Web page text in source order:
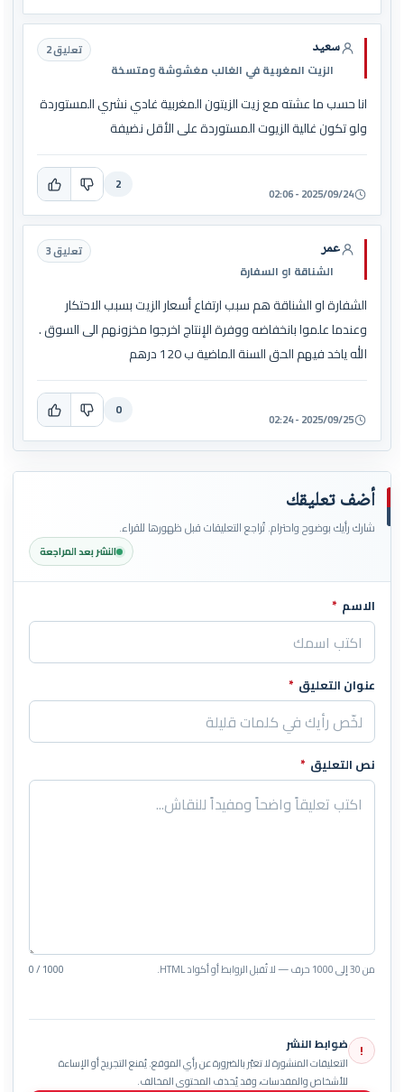
سعيد
الزيت المغربية في الغالب مغشوشة ومتسخة
تعليق 2
انا حسب ما عشته مع زيت الزيتون المغربية غادي نشري المستوردة
ولو تكون غالية الزيوت المستوردة على الأقل نضيفة
2025/09/24 - 02:06
2
عمر
الشناقة او السفارة
تعليق 3
الشفارة او الشناقة هم سبب ارتفاع أسعار الزيت بسبب الاحتكار
وعندما علموا بانخفاضه ووفرة الإنتاج اخرجوا مخزونهم الى السوق .
الله ياخد فيهم الحق السنة الماضية ب 120 درهم
2025/09/25 - 02:24
0
أضف تعليقك
شارك رأيك بوضوح واحترام. تُراجع التعليقات قبل ظهورها للقراء.
النشر بعد المراجعة
اترك هذا الحقل فارغاً
الاسم *
عنوان التعليق *
نص التعليق *
من 30 إلى 1000 حرف — لا تُقبل الروابط أو أكواد HTML. 0 / 1000
! ضوابط النشر
التعليقات المنشورة لا تعبّر بالضرورة عن رأي الموقع. يُمنع التجريح أو الإساءة
للأشخاص والمقدسات، وقد يُحذف المحتوى المخالف.